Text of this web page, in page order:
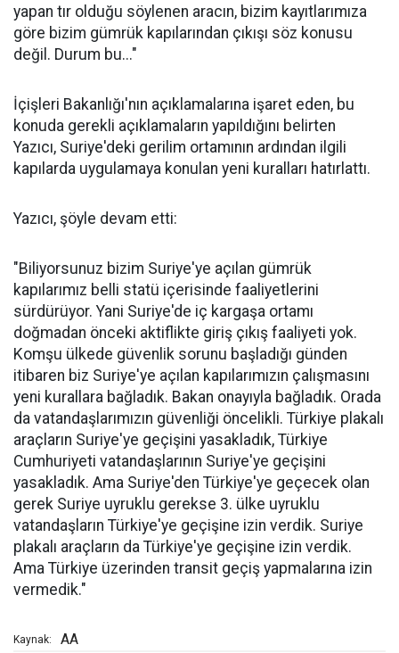
yapan tır olduğu söylenen aracın, bizim kayıtlarımıza
göre bizim gümrük kapılarından çıkışı söz konusu
değil. Durum bu..."
İçişleri Bakanlığı'nın açıklamalarına işaret eden, bu
konuda gerekli açıklamaların yapıldığını belirten
Yazıcı, Suriye'deki gerilim ortamının ardından ilgili
kapılarda uygulamaya konulan yeni kuralları hatırlattı.
Yazıcı, şöyle devam etti:
"Biliyorsunuz bizim Suriye'ye açılan gümrük
kapılarımız belli statü içerisinde faaliyetlerini
sürdürüyor. Yani Suriye'de iç kargaşa ortamı
doğmadan önceki aktiflikte giriş çıkış faaliyeti yok.
Komşu ülkede güvenlik sorunu başladığı günden
itibaren biz Suriye'ye açılan kapılarımızın çalışmasını
yeni kurallara bağladık. Bakan onayıyla bağladık. Orada
da vatandaşlarımızın güvenliği öncelikli. Türkiye plakalı
araçların Suriye'ye geçişini yasakladık, Türkiye
Cumhuriyeti vatandaşlarının Suriye'ye geçişini
yasakladık. Ama Suriye'den Türkiye'ye geçecek olan
gerek Suriye uyruklu gerekse 3. ülke uyruklu
vatandaşların Türkiye'ye geçişine izin verdik. Suriye
plakalı araçların da Türkiye'ye geçişine izin verdik.
Ama Türkiye üzerinden transit geçiş yapmalarına izin
vermedik."
Kaynak: AA